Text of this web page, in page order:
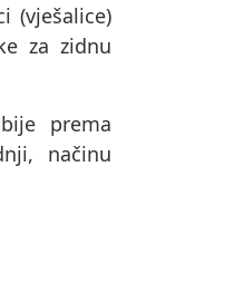
(vješalice)
za zidnu
prema
načinu